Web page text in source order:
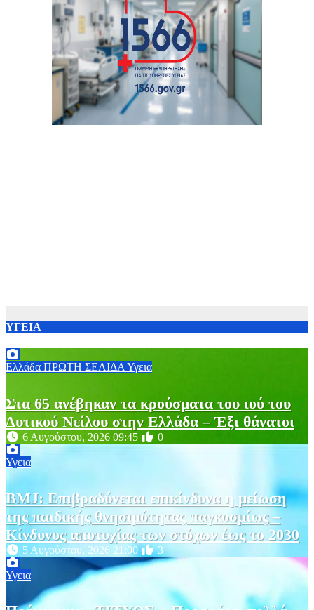
ΥΓΕΙΑ
Ελλάδα ΠΡΩΤΗ ΣΕΛΙΔΑΥγεια
Στα 65 ανέβηκαν τα κρούσματα του ιού του
Δυτικού Νείλου στην Ελλάδα – Έξι θάνατοι
6 Αυγούστου, 2026 09:45 0
Υγεια
BMJ: Επιβραδύνεται επικίνδυνα η μείωση
της παιδικής θνησιμότητας παγκοσμίως –
Κίνδυνος αποτυχίας των στόχων έως το 2030
5 Αυγούστου, 2026 21:00 3
Υγεια